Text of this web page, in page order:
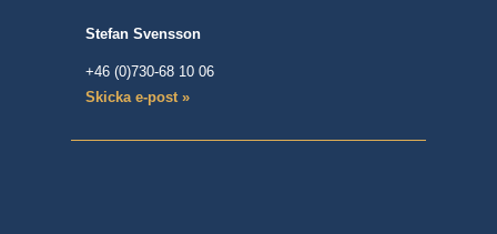
Stefan Svensson
+46 (0)730-68 10 06
Skicka e-post »